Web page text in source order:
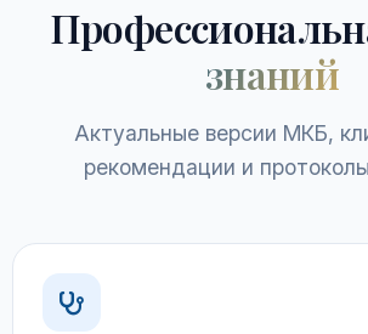
знаний
Актуальные версии МКБ,
рекомендации и